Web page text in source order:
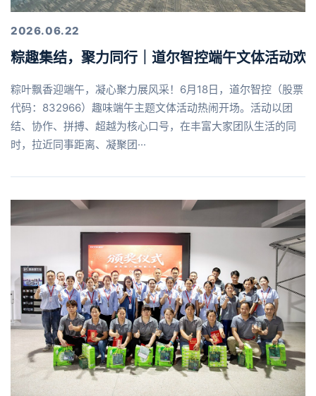
2026.06.22
粽趣集结，聚力同行｜道尔智控端午文体活动欢
粽叶飘香迎端午，凝心聚力展风采！6月18日，道尔智控（股票
代码：832966）趣味端午主题文体活动热闹开场。活动以团
结、协作、拼搏、超越为核心口号，在丰富大家团队生活的同
时，拉近同事距离、凝聚团···